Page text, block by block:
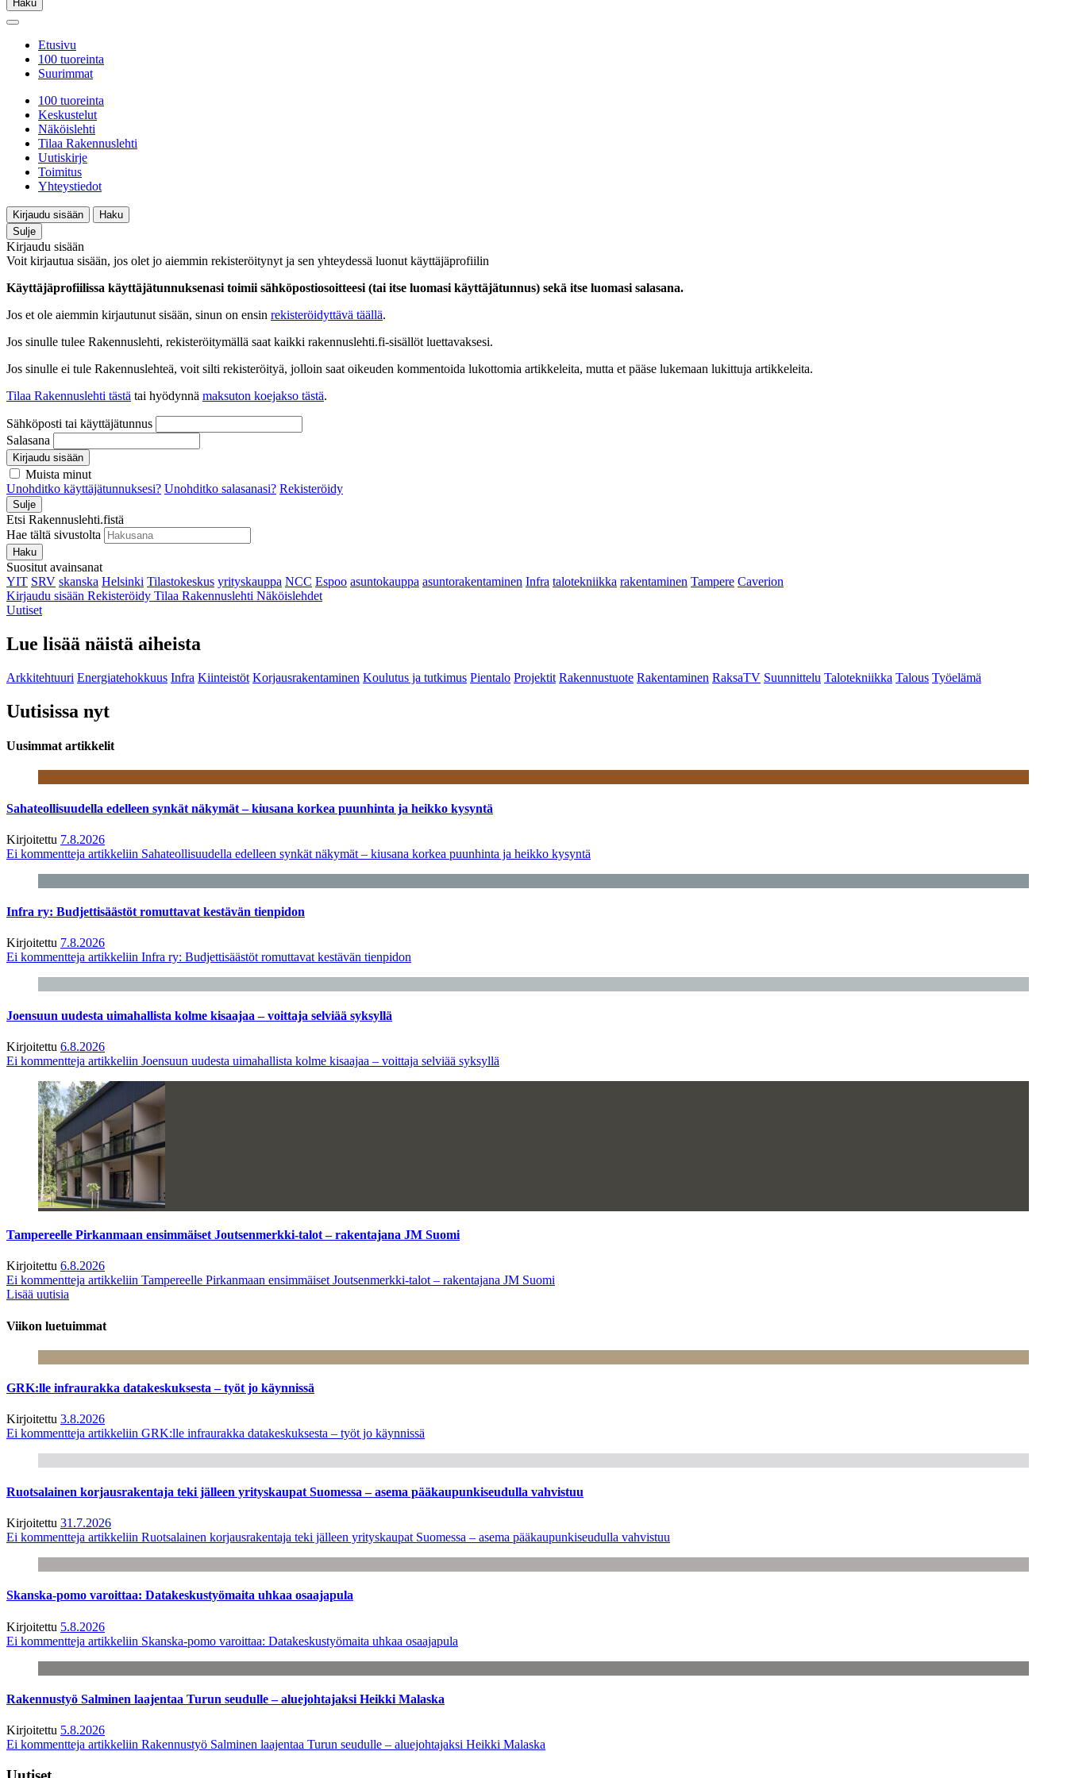
Haku
Etusivu
100 tuoreinta
Suurimmat
100 tuoreinta
Keskustelut
Näköislehti
Tilaa Rakennuslehti
Uutiskirje
Toimitus
Yhteystiedot
Kirjaudu sisään
Haku
Sulje
Kirjaudu sisään
Voit kirjautua sisään, jos olet jo aiemmin rekisteröitynyt ja sen yhteydessä luonut käyttäjäprofiilin
Käyttäjäprofiilissa käyttäjätunnuksenasi toimii sähköpostiosoitteesi (tai itse luomasi käyttäjätunnus) sekä itse luomasi salasana.
Jos et ole aiemmin kirjautunut sisään, sinun on ensin rekisteröidyttävä täällä.
Jos sinulle tulee Rakennuslehti, rekisteröitymällä saat kaikki rakennuslehti.fi-sisällöt luettavaksesi.
Jos sinulle ei tule Rakennuslehteä, voit silti rekisteröityä, jolloin saat oikeuden kommentoida lukottomia artikkeleita, mutta et pääse lukemaan lukittuja artikkeleita.
Tilaa Rakennuslehti tästä tai hyödynnä maksuton koejakso tästä.
Sähköposti tai käyttäjätunnus
Salasana
Kirjaudu sisään
Muista minut
Unohditko käyttäjätunnuksesi? Unohditko salasanasi? Rekisteröidy
Sulje
Etsi Rakennuslehti.fistä
Hae tältä sivustolta
Haku
Suositut avainsanat
YIT SRV skanska Helsinki Tilastokeskus yrityskauppa NCC Espoo asuntokauppa asuntorakentaminen Infra talotekniikka rakentaminen Tampere Caverion
Kirjaudu sisään Rekisteröidy Tilaa Rakennuslehti Näköislehdet
Uutiset
Lue lisää näistä aiheista
Arkkitehtuuri Energiatehokkuus Infra Kiinteistöt Korjausrakentaminen Koulutus ja tutkimus Pientalo Projektit Rakennustuote Rakentaminen RaksaTV Suunnittelu Talotekniikka Talous Työelämä
Uutisissa nyt
Uusimmat artikkelit
Sahateollisuudella edelleen synkät näkymät – kiusana korkea puunhinta ja heikko kysyntä
Kirjoitettu 7.8.2026
Ei kommentteja artikkeliin Sahateollisuudella edelleen synkät näkymät – kiusana korkea puunhinta ja heikko kysyntä
Infra ry: Budjettisäästöt romuttavat kestävän tienpidon
Kirjoitettu 7.8.2026
Ei kommentteja artikkeliin Infra ry: Budjettisäästöt romuttavat kestävän tienpidon
Joensuun uudesta uimahallista kolme kisaajaa – voittaja selviää syksyllä
Kirjoitettu 6.8.2026
Ei kommentteja artikkeliin Joensuun uudesta uimahallista kolme kisaajaa – voittaja selviää syksyllä
Tampereelle Pirkanmaan ensimmäiset Joutsenmerkki-talot – rakentajana JM Suomi
Kirjoitettu 6.8.2026
Ei kommentteja artikkeliin Tampereelle Pirkanmaan ensimmäiset Joutsenmerkki-talot – rakentajana JM Suomi
Lisää uutisia
Viikon luetuimmat
GRK:lle infraurakka datakeskuksesta – työt jo käynnissä
Kirjoitettu 3.8.2026
Ei kommentteja artikkeliin GRK:lle infraurakka datakeskuksesta – työt jo käynnissä
Ruotsalainen korjausrakentaja teki jälleen yrityskaupat Suomessa – asema pääkaupunkiseudulla vahvistuu
Kirjoitettu 31.7.2026
Ei kommentteja artikkeliin Ruotsalainen korjausrakentaja teki jälleen yrityskaupat Suomessa – asema pääkaupunkiseudulla vahvistuu
Skanska-pomo varoittaa: Datakeskustyömaita uhkaa osaajapula
Kirjoitettu 5.8.2026
Ei kommentteja artikkeliin Skanska-pomo varoittaa: Datakeskustyömaita uhkaa osaajapula
Rakennustyö Salminen laajentaa Turun seudulle – aluejohtajaksi Heikki Malaska
Kirjoitettu 5.8.2026
Ei kommentteja artikkeliin Rakennustyö Salminen laajentaa Turun seudulle – aluejohtajaksi Heikki Malaska